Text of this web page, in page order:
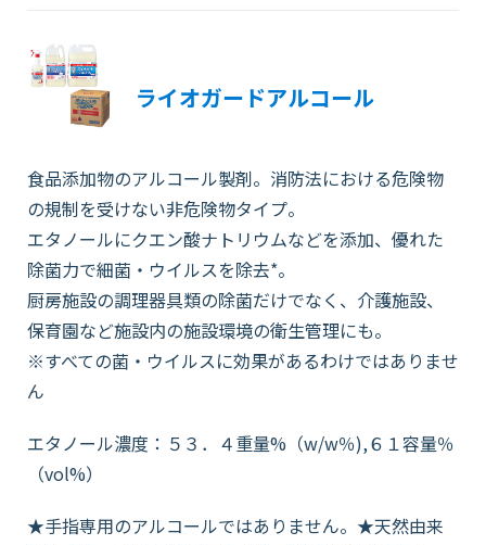
ライオガードアルコール
食品添加物のアルコール製剤。消防法における危険物
の規制を受けない非危険物タイプ。
エタノールにクエン酸ナトリウムなどを添加、優れた
除菌力で細菌・ウイルスを除去*。
厨房施設の調理器具類の除菌だけでなく、介護施設、
保育園など施設内の施設環境の衛生管理にも。
※すべての菌・ウイルスに効果があるわけではありませ
ん
エタノール濃度：５３．４重量%（w/w％),６１容量％
（vol%）
★手指専用のアルコールではありません。★天然由来